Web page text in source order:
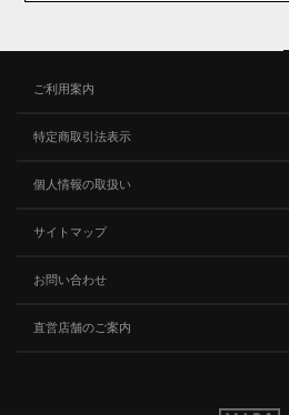
ご利用案内
特定商取引法表示
個人情報の取扱い
サイトマップ
お問い合わせ
直営店舗のご案内